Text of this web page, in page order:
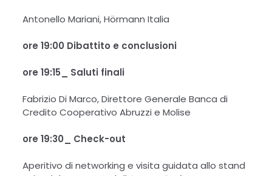
Antonello Mariani, Hörmann Italia
ore 19:00 Dibattito e conclusioni
ore 19:15_ Saluti finali
Fabrizio Di Marco, Direttore Generale Banca di
Credito Cooperativo Abruzzi e Molise
ore 19:30_ Check-out
Aperitivo di networking e visita guidata allo stand